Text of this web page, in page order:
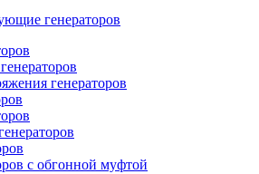
генераторов
генераторов
с обгонной муфтой